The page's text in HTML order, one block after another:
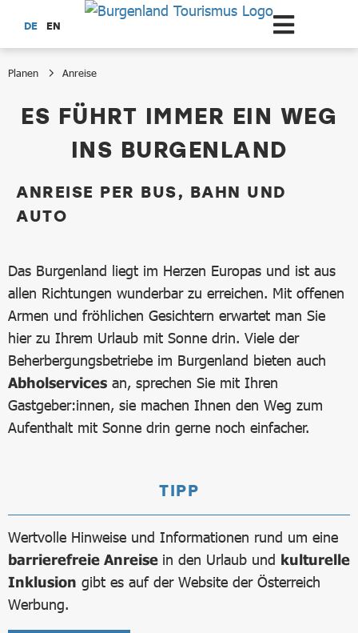
Zum Hauptinhalt springen
DE EN
Planen Anreise
AnreiseES FÜHRT IMMER EIN WEG
INS BURGENLAND
ANREISE PER BUS, BAHN UND
AUTO
Das Burgenland liegt im Herzen Europas und ist aus
allen Richtungen wunderbar zu erreichen. Mit offenen
Armen und fröhlichen Gesichtern erwartet man Sie
hier zu Ihrem Urlaub mit Sonne drin. Viele der
Beherbergungsbetriebe im Burgenland bieten auch
Abholservices an, sprechen Sie mit Ihren
Gastgeber:innen, sie machen Ihnen den Weg zum
Aufenthalt mit Sonne drin gerne noch einfacher.
TIPP
Wertvolle Hinweise und Informationen rund um eine
barrierefreie Anreise in den Urlaub und kulturelle
Inklusion gibt es auf der Website der Österreich
Werbung.